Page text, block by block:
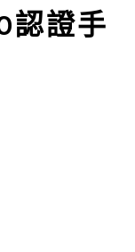
認證手